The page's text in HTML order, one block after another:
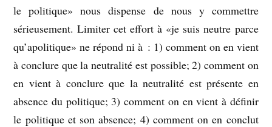
le politique» nous dispense de nous y commettre
sérieusement. Limiter cet effort à «je suis neutre parce
qu’apolitique» ne répond ni à : 1) comment on en vient
à conclure que la neutralité est possible; 2) comment on
en vient à conclure que la neutralité est présente en
absence du politique; 3) comment on en vient à définir
le politique et son absence; 4) comment on en conclut